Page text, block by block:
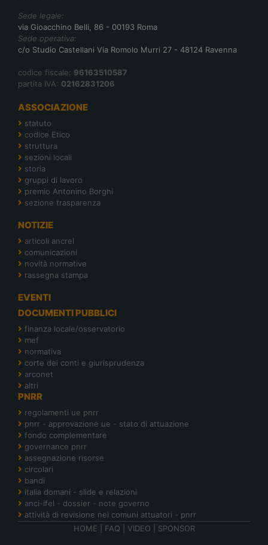
Sede legale:
via Gioacchino Belli, 86 - 00193 Roma
Sede operativa:
c/o Studio Castellani Via Romolo Murri 27 - 48124 Ravenna
codice fiscale: 96163510587
partita IVA: 02162831206
ASSOCIAZIONE
statuto
codice Etico
struttura
sezioni locali
storia
gruppi di lavoro
premio Antonino Borghi
sezione trasparenza
NOTIZIE
articoli ancrel
comunicazioni
novità normative
rassegna stampa
EVENTI
DOCUMENTI PUBBLICI
finanza locale/osservatorio
mef
normativa
corte dei conti e giurisprudenza
arconet
altri
PNRR
regolamenti ue pnrr
pnrr - approvazione ue - stato di attuazione
fondo complementare
governance pnrr
assegnazione risorse
circolari
bandi
italia domani - slide e relazioni
anci-ifel - dossier - note governo
attività di revisione nei comuni attuatori - pnrr
HOME
FAQ VIDEO SPONSOR